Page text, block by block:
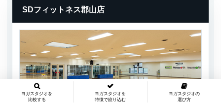
SDフィットネス郡山店
ヨガスタジオを
比較する
ヨガスタジオを
特徴で絞り込む
ヨガスタジオの
選び方